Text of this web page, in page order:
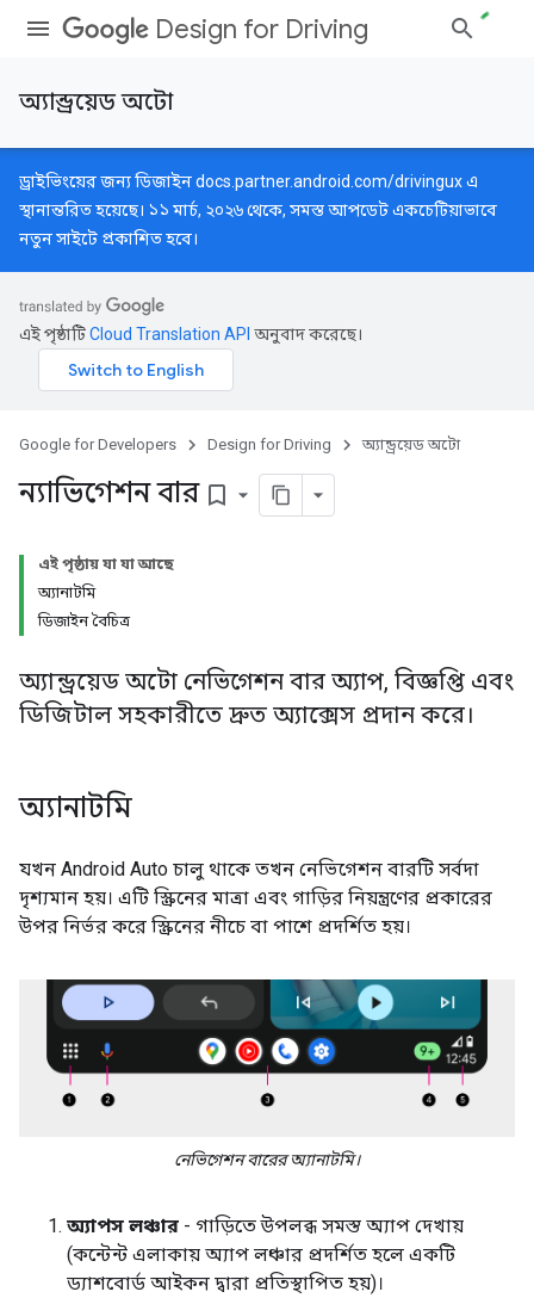
Design for Driving
অ্যান্ড্রয়েড অটো
ড্রাইভিংয়ের জন্য ডিজাইনdocs.partner.android.com/drivinguxএ
স্থানান্তরিত হয়েছে। ১১ মার্চ, ২০২৬ থেকে, সমস্ত আপডেট একচেটিয়াভাবে
নতুন সাইটে প্রকাশিত হবে।
এই পৃষ্ঠাটিCloud Translation API অনুবাদ করেছে।
Google for Developers Design for Driving অ্যান্ড্রয়েড অটো
ন্যাভিগেশন বার bookmark_border
এই পৃষ্ঠায় যা যা আছে
অ্যানাটমি
ডিজাইন বৈচিত্র
অ্যান্ড্রয়েড অটো নেভিগেশন বার অ্যাপ, বিজ্ঞপ্তি এবং
ডিজিটাল সহকারীতে দ্রুত অ্যাক্সেস প্রদান করে।
অ্যানাটমি
যখন Android Auto চালু থাকে তখন নেভিগেশন বারটি সর্বদা
দৃশ্যমান হয়। এটি স্ক্রিনের মাত্রা এবং গাড়ির নিয়ন্ত্রণের প্রকারের
উপর নির্ভর করে স্ক্রিনের নীচে বা পাশে প্রদর্শিত হয়।
নেভিগেশন বারের অ্যানাটমি।
অ্যাপস লঞ্চার - গাড়িতে উপলব্ধ সমস্ত অ্যাপ দেখায়
(কন্টেন্ট এলাকায় অ্যাপ লঞ্চার প্রদর্শিত হলে একটি
ড্যাশবোর্ড আইকন দ্বারা প্রতিস্থাপিত হয়)।